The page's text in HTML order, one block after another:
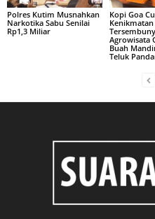
Polres Kutim Musnahkan
Narkotika Sabu Senilai
Rp1,3 Miliar
Kopi Goa
Kenikmatan
Agrowisata
Buah
Teluk